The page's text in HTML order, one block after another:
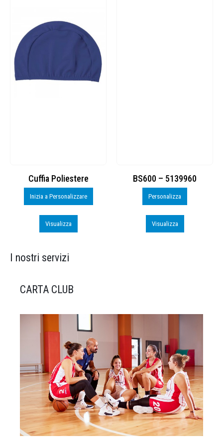
Cuffia Poliestere
Inizia a Personalizzare
Visualizza
BS600 – 5139960
Personalizza
Visualizza
I nostri servizi
CARTA CLUB